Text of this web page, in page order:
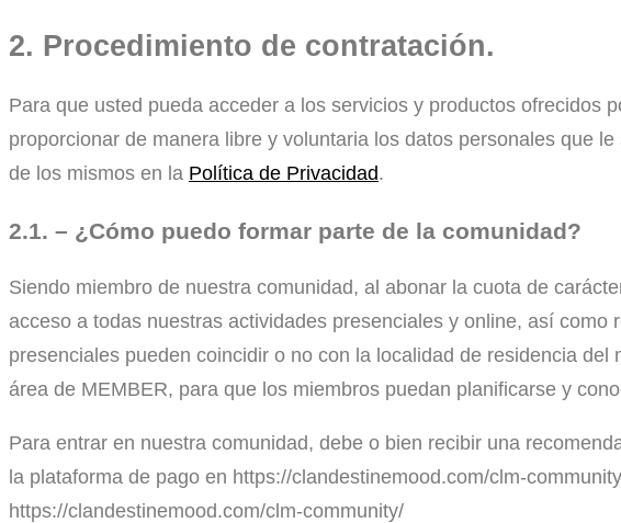
2. Procedimiento de contratación.
Para que usted pueda acceder a los servicios y productos ofrecidos
proporcionar de manera libre y voluntaria los datos personales que
de los mismos en la Política de Privacidad.
2.1. – ¿Cómo puedo formar parte de la comunidad?
Siendo miembro de nuestra comunidad, al abonar la cuota de
acceso a todas nuestras actividades presenciales y online, así
presenciales pueden coincidir o no con la localidad de residencia
área de MEMBER, para que los miembros puedan planificarse y
Para entrar en nuestra comunidad, debe o bien recibir una
la plataforma de pago en https://clandestinemood.com/clm-
https://clandestinemood.com/clm-community/